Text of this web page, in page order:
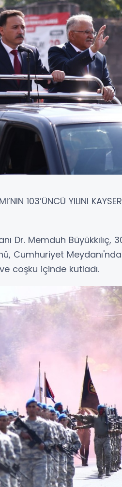
103’ÜNCÜ YILINI
Dr. Memduh Büyükkılıç,
Cumhuriyet
coşku içinde kutladı.